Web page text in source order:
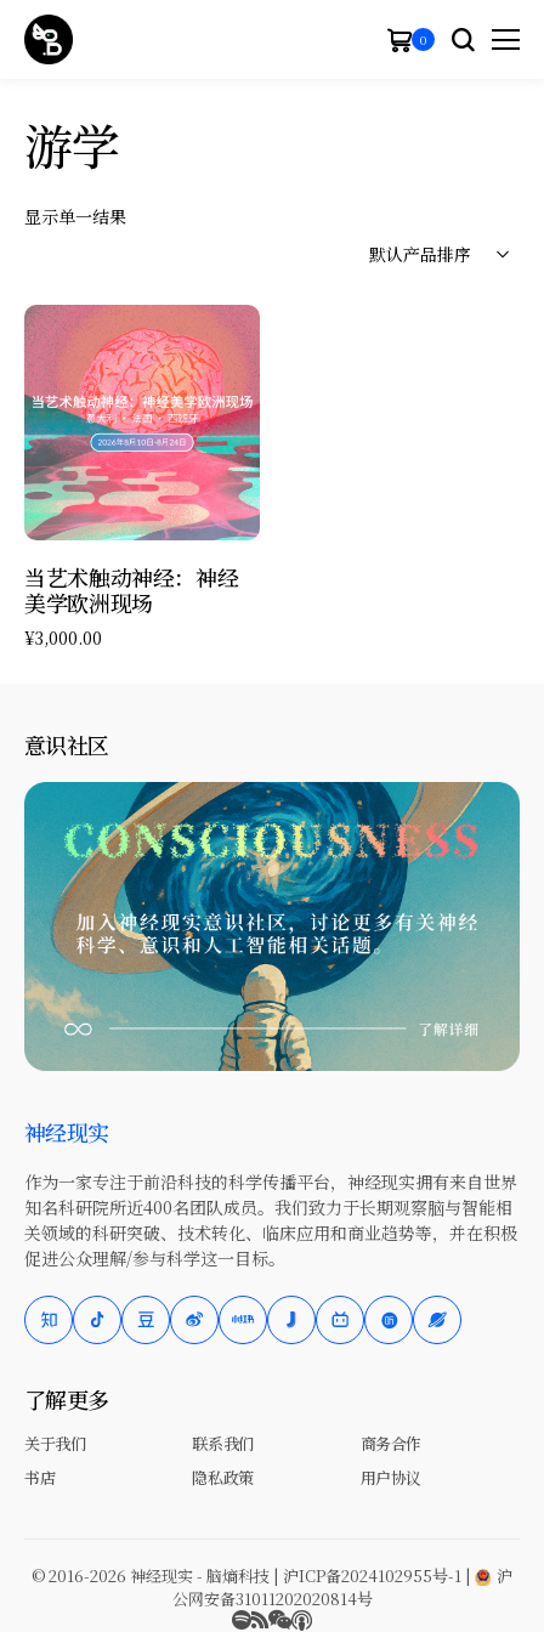
0
游学
显示单一结果
加入购物车
当艺术触动神经：神经
美学欧洲现场
¥3,000.00
意识社区
神经现实
作为一家专注于前沿科技的科学传播平台，神经现实拥有来自世界
知名科研院所近400名团队成员。我们致力于长期观察脑与智能相
关领域的科研突破、技术转化、临床应用和商业趋势等，并在积极
促进公众理解/参与科学这一目标。
了解更多
关于我们 联系我们
商务合作
书店
隐私政策 用户协议
© 2016-2026 神经现实 - 脑熵科技 | 沪ICP备2024102955号-1 |
沪
公网安备31011202020814号